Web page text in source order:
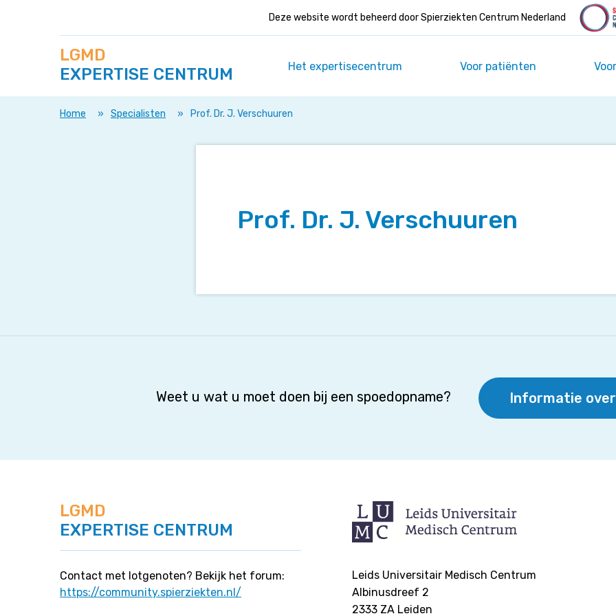
Deze website wordt beheerd door Spierziekten Centrum Nederland
direct
naar
op
deze
site
LGMD
EXPERTISE CENTRUM
Het expertisecentrum Voor patiënten
Home » Specialisten » Prof. Dr. J. Verschuuren
Prof. Dr. J. Verschuuren
Weet u wat u moet doen bij een spoedopname? Informatie
LGMD
EXPERTISE CENTRUM
Contact met lotgenoten? Bekijk het forum:
https://community.spierziekten.nl/
Leids Universitair Medisch Centrum
Albinusdreef 2
2333 ZA Leiden